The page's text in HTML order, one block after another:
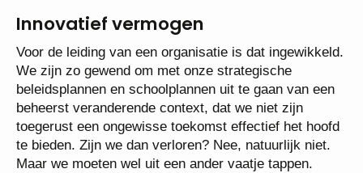
Innovatief vermogen
Voor de leiding van een organisatie is dat ingewikkeld.
We zijn zo gewend om met onze strategische
beleidsplannen en schoolplannen uit te gaan van een
beheerst veranderende context, dat we niet zijn
toegerust een ongewisse toekomst effectief het hoofd
te bieden. Zijn we dan verloren? Nee, natuurlijk niet.
Maar we moeten wel uit een ander vaatje tappen.